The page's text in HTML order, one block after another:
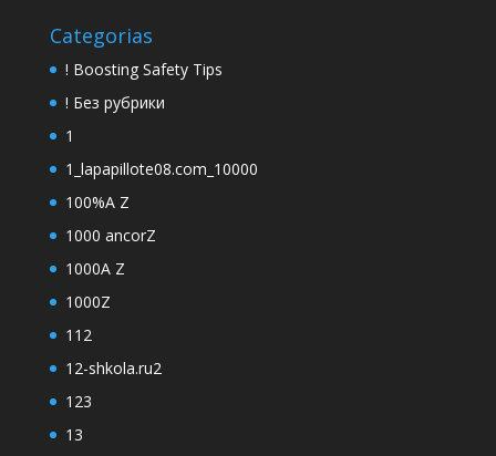
Categorias
! Boosting Safety Tips
! Без рубрики
1
1_lapapillote08.com_10000
100%A Z
1000 ancorZ
1000A Z
1000Z
112
12-shkola.ru2
123
13